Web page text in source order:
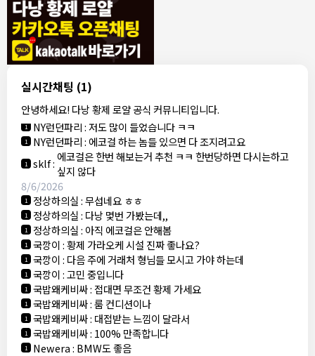
실시간채팅 (1)
안녕하세요! 다낭 황제 로얄 공식 커뮤니티입니다.
8/4/2026
1 모기한테물림:여기도 문의해보면 바로 알려줌
1 모기한테물림:정찰가보다 쌀수 없음
1 결혼안해:ㄹㅇ 팩트 ㅋㅋㅋㅋ
1 결혼안해:ㄹㅇ 팩트 ㅋㅋㅋㅋ
8/5/2026
NY런던파리 :다낭 에코걸 여기서 예약 가능한가요?
1 3군:에코걸 좀 조심 하는게 좋음
1 NY런던파리:저도 많이 들었습니다 ㅋㅋ
1 NY런던파리: 에코걸 하는 놈들 있으면 다 조지려고요
1 sklf: 에코걸은 한번 해보는거 추천 ㅋㅋ 한번당하면 다시는하고
싶지 않다
8/6/2026
1 정상하의실:무섭네요 ㅎㅎ
1 정상하의실: 다낭 몇번 가봤는데,,
1 정상하의실: 아직 에코걸은 안해봄
1 국깡이:황제 가라오케 시설 진짜 좋나요?
1 국깡이: 다음 주에 거래처 형님들 모시고 가야 하는데
1 국깡이:고민 중입니다
1 국밥왜케비싸: 접대면 무조건 황제 가세요
1 국밥왜케비싸:룸 컨디션이나
1 국밥왜케비싸: 대접받는 느낌이 달라서
1 국밥왜케비싸: 100% 만족합니다
1 Newera: BMW도 좋음